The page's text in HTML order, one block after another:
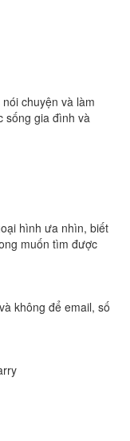
chuyện và làm
sống gia đình và
hình ưa nhìn, biết
muốn tìm được
không để email, số